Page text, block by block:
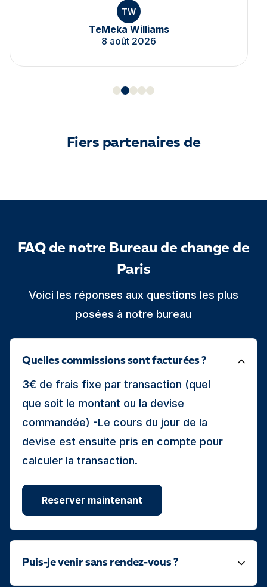
TW
TeMeka Williams
8 août 2026
Fiers partenaires de
FAQ de notre Bureau de change de
Paris
Voici les réponses aux questions les plus
posées à notre bureau
Quelles commissions sont facturées ?
3€ de frais fixe par transaction (quel
que soit le montant ou la devise
commandée) -Le cours du jour de la
devise est ensuite pris en compte pour
calculer la transaction.
Reserver maintenant
Puis-je venir sans rendez-vous ?